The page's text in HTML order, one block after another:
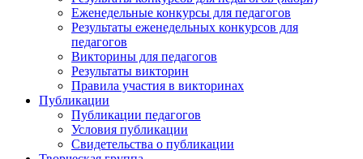
Результаты конкурсов для педагогов (жюри)
Еженедельные конкурсы для педагогов
Результаты еженедельных конкурсов для
педагогов
Викторины для педагогов
Результаты викторин
Правила участия в викторинах
Публикации
Публикации педагогов
Условия публикации
Свидетельства о публикации